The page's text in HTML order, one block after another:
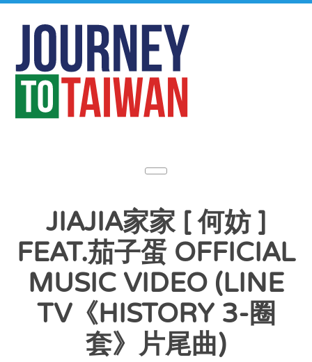
JIAJIA家家 [ 何妨 ]
FEAT.茄子蛋 OFFICIAL
MUSIC VIDEO (LINE
TV《HISTORY 3-圈
套》片尾曲)